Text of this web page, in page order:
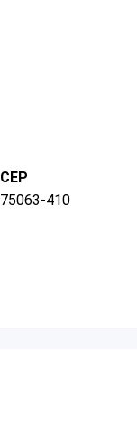
CEP
75063-410